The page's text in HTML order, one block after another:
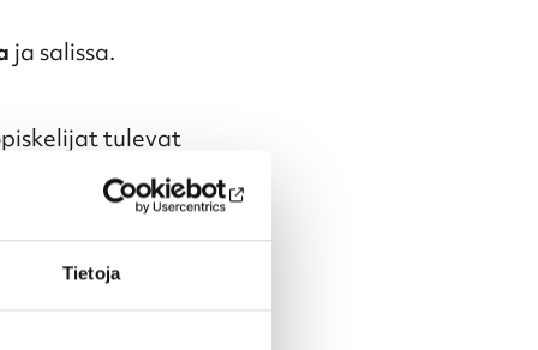
Tietoja
ja salissa.
tulevat
tai sään
Tapulinmäelle